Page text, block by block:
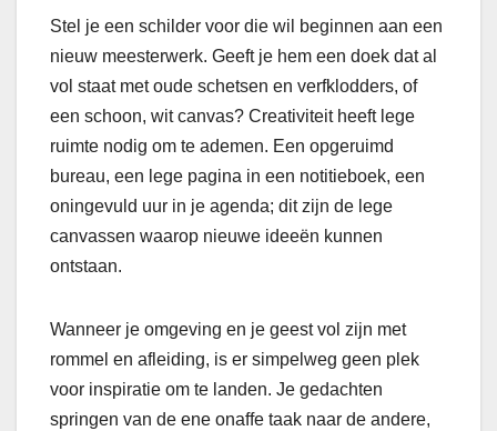
Stel je een schilder voor die wil beginnen aan een
nieuw meesterwerk. Geeft je hem een doek dat al
vol staat met oude schetsen en verfklodders, of
een schoon, wit canvas? Creativiteit heeft lege
ruimte nodig om te ademen. Een opgeruimd
bureau, een lege pagina in een notitieboek, een
oningevuld uur in je agenda; dit zijn de lege
canvassen waarop nieuwe ideeën kunnen
ontstaan.
Wanneer je omgeving en je geest vol zijn met
rommel en afleiding, is er simpelweg geen plek
voor inspiratie om te landen. Je gedachten
springen van de ene onaffe taak naar de andere,